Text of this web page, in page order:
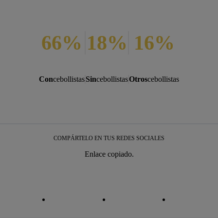
66%
Concebollistas
18%
Sincebollistas
16%
Otroscebollistas
COMPÁRTELO EN TUS REDES SOCIALES
Enlace copiado.